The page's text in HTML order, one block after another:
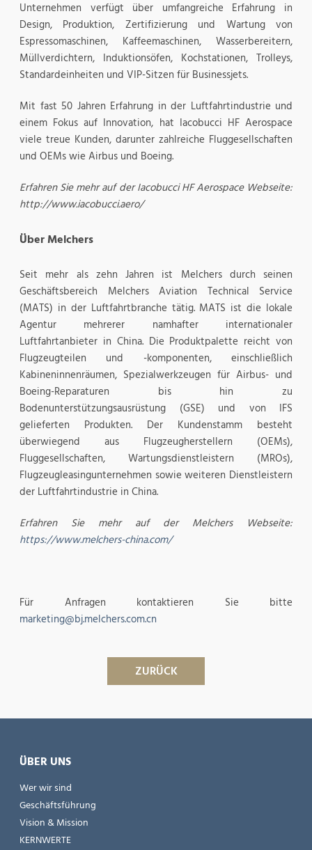
Unternehmen verfügt über umfangreiche Erfahrung in
Design, Produktion, Zertifizierung und Wartung von
Espressomaschinen, Kaffeemaschinen, Wasserbereitern,
Müllverdichtern, Induktionsöfen, Kochstationen, Trolleys,
Standardeinheiten und VIP-Sitzen für Businessjets.
Mit fast 50 Jahren Erfahrung in der Luftfahrtindustrie und
einem Fokus auf Innovation, hat Iacobucci HF Aerospace
viele treue Kunden, darunter zahlreiche Fluggesellschaften
und OEMs wie Airbus und Boeing.
Erfahren Sie mehr auf der Iacobucci HF Aerospace Webseite:
http://www.iacobucci.aero/
Über Melchers
Seit mehr als zehn Jahren ist Melchers durch seinen
Geschäftsbereich Melchers Aviation Technical Service
(MATS) in der Luftfahrtbranche tätig. MATS ist die lokale
Agentur mehrerer namhafter internationaler
Luftfahrtanbieter in China. Die Produktpalette reicht von
Flugzeugteilen und -komponenten, einschließlich
Kabineninnenräumen, Spezialwerkzeugen für Airbus- und
Boeing-Reparaturen bis hin zu
Bodenunterstützungsausrüstung (GSE) und von IFS
gelieferten Produkten. Der Kundenstamm besteht
überwiegend aus Flugzeugherstellern (OEMs),
Fluggesellschaften, Wartungsdienstleistern (MROs),
Flugzeugleasingunternehmen sowie weiteren Dienstleistern
der Luftfahrtindustrie in China.
Erfahren Sie mehr auf der Melchers Webseite:
https://www.melchers-china.com/
Für Anfragen kontaktieren Sie bitte
marketing@bj.melchers.com.cn
ZURÜCK
ÜBER UNS
Wer wir sind
Geschäftsführung
Vision & Mission
KERNWERTE